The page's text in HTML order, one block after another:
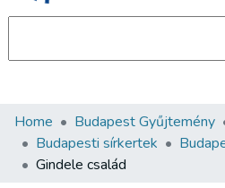
Communities & Collections
All of DSpace
Home Budapest Gyűjtemény
Budapesti sírkertek
Gindele család